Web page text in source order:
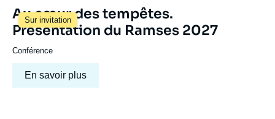
Sur invitation
Au cœur des tempêtes.
Présentation du Ramses 2027
Conférence
En savoir plus